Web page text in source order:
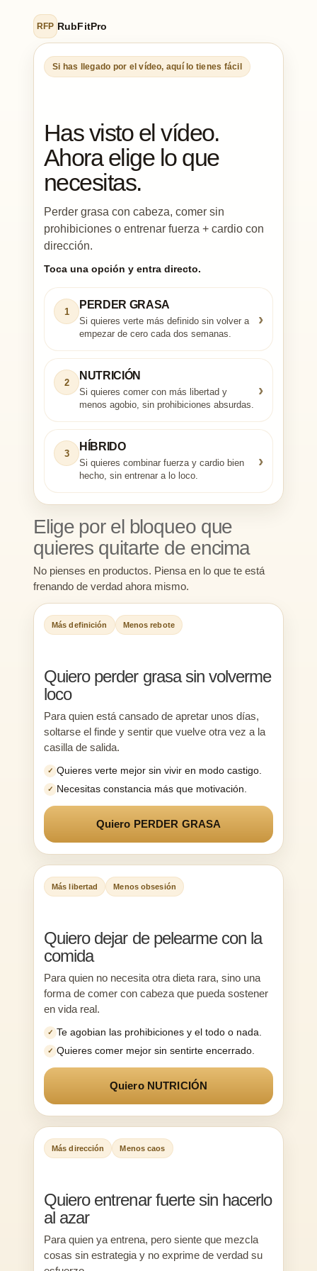
RFP RubFitPro
Si has llegado por el vídeo, aquí lo tienes fácil
Has visto el vídeo.
Ahora elige lo que
necesitas.
Perder grasa con cabeza, comer sin
prohibiciones o entrenar fuerza + cardio con
dirección.
Toca una opción y entra directo.
1
PERDER GRASA
Si quieres verte más definido sin volver a
empezar de cero cada dos semanas.
›
2
NUTRICIÓN
Si quieres comer con más libertad y
menos agobio, sin prohibiciones absurdas.
›
3
HÍBRIDO
Si quieres combinar fuerza y cardio bien
hecho, sin entrenar a lo loco.
›
Elige por el bloqueo que
quieres quitarte de encima
No pienses en productos. Piensa en lo que te está
frenando de verdad ahora mismo.
Más definición Menos rebote
Quiero perder grasa sin volverme
loco
Para quien está cansado de apretar unos días,
soltarse el finde y sentir que vuelve otra vez a la
casilla de salida.
✓ Quieres verte mejor sin vivir en modo castigo.
✓ Necesitas constancia más que motivación.
Quiero PERDER GRASA
Más libertad Menos obsesión
Quiero dejar de pelearme con la
comida
Para quien no necesita otra dieta rara, sino una
forma de comer con cabeza que pueda sostener
en vida real.
✓ Te agobian las prohibiciones y el todo o nada.
✓ Quieres comer mejor sin sentirte encerrado.
Quiero NUTRICIÓN
Más dirección Menos caos
Quiero entrenar fuerte sin hacerlo
al azar
Para quien ya entrena, pero siente que mezcla
cosas sin estrategia y no exprime de verdad su